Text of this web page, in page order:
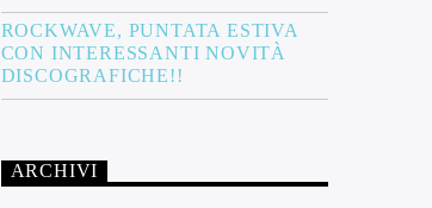
ROCKWAVE, PUNTATA ESTIVA
CON INTERESSANTI NOVITÀ
DISCOGRAFICHE!!
ARCHIVI